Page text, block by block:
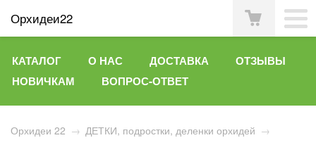
Орхидеи22
КАТАЛОГ О НАС ДОСТАВКА
ОТЗЫВЫ
НОВИЧКАМ
ВОПРОС-ОТВЕТ
Орхидеи 22 → ДЕТКИ, подростки, деленки орхидей →